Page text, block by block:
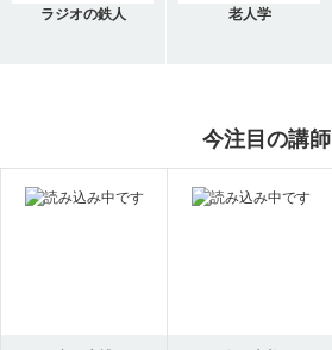
ラジオの鉄人 老人学
今注目の講師